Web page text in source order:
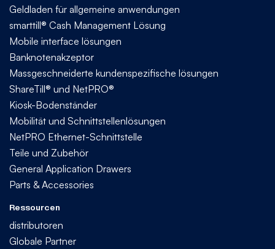
Geldladen für allgemeine anwendungen
smarttill® Cash Management Lösung
Mobile interface lösungen
Banknotenakzeptor
Massgeschneiderte kundenspezifische lösungen
ShareTill® und NetPRO®
Kiosk-Bodenständer
Mobilität und Schnittstellenlösungen
NetPRO Ethernet-Schnittstelle
Teile und Zubehör
General Application Drawers
Parts & Accessories
Ressourcen
distributoren
Globale Partner